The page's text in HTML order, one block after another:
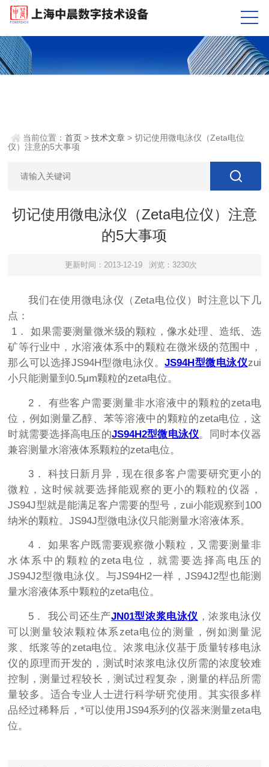
当前位置：首页 >技术文章 > 切记使用微电泳仪（Zeta电位
仪）注意的5大事项
切记使用微电泳仪（Zeta电位仪）注意
的5大事项
更新时间：2013-12-19 浏览：3230次
我们在使用微电泳仪（Zeta电位仪）时注意以下几
点：
1． 如果需要测量微米级的颗粒，像水处理、造纸、选
矿等行业中，水溶液体系中的颗粒在微米级的范围中，
那么可以选择JS94H型微电泳仪。JS94H型微电泳仪zui
小只能测量到0.5μm颗粒的zeta电位。
2． 有些客户需要测量非水溶液中的颗粒的zeta电
位，例如测量乙醇、苯等溶液中的颗粒的zeta电位，这
时就需要选择高电压的JS94H2型微电泳仪。同时本仪器
兼容测量水溶液体系颗粒的zeta电位。
3． 科技日新月异，现在很多客户需要研究更小的
微粒，这时候就要选择能观察的更小的颗粒的仪器，
JS94J型就是能满足客户需要的型号，zui小能观察到100
纳米的颗粒。JS94J型微电泳仪只能测量水溶液体系。
4． 如果客户既需要观察微小颗粒，又需要测量非
水体系中的颗粒的zeta电位，就需要选择高电压的
JS94J2型微电泳仪。与JS94H2一样，JS94J2型也能测
量水溶液体系中颗粒的zeta电位。
5． 我公司还生产JN01型浓浆电泳仪 ，浓浆电泳仪
可以测量较浓颗粒体系zeta电位的测量，例如测量泥
浆、纸浆等的zeta电位。浓浆电泳仪基于质量转移电泳
仪的原理而开发的，测试时浓浆电泳仪所需的浓度较难
控制，测量过程较长，测试过程复杂，测量的样品所需
量较多。适合专业人士进行科学研究使用。其实很多样
品经过稀释后，*可以使用JS94系列的仪器来测量zeta电
位。